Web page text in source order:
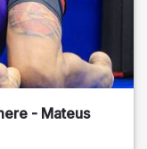
- Mateus